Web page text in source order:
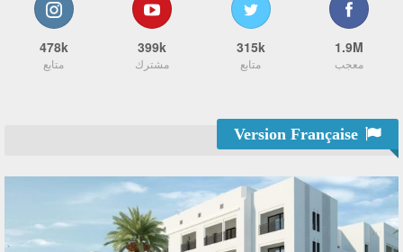
1.9M
معجب
315k
متابع
399k
مشترك
478k
متابع